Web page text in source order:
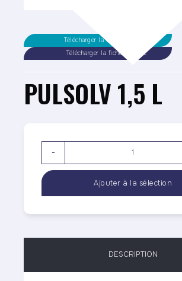
Télécharger la fiche technique
Télécharger la fiche sécurité
PULSOLV 1,5 L
-
DESCRIPTION